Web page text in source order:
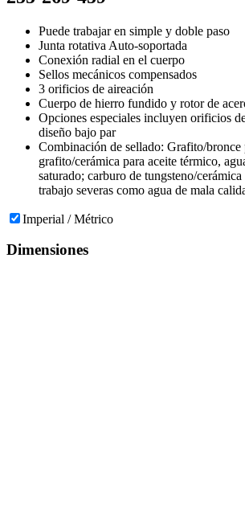
Puede trabajar en simple y doble paso
Junta rotativa Auto-soportada
Conexión radial en el cuerpo
Sellos mecánicos compensados
3 orificios de aireación
Cuerpo de hierro fundido y rotor de
Opciones especiales incluyen orificios
diseño bajo par
Combinación de sellado: Grafito/bronce
grafito/cerámica para aceite térmico,
saturado; carburo de tungsteno/
trabajo severas como agua de mala
Imperial / Métrico
Dimensiones